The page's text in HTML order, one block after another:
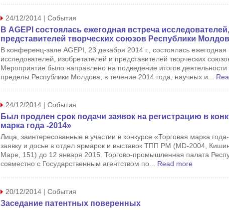
24/12/2014 | События
В AGEPI состоялась ежегодная встреча
представителей творческих союзов Республики
В конференц-зале AGEPI, 23 декабря 2014 г., состоялась ежегодная
исследователей, изобретателей и представителей творческих
Мероприятие было направлено на подведение итогов
пределы Республики Молдова, в течение 2014 года, научных и...
24/12/2014 | События
Был продлен срок подачи заявок на регистрацию в
марка года -2014»
Лица, заинтересованные в участии в конкурсе «Торговая марка
заявку и досье в отдел ярмарок и выставок ТПП РМ (MD-2004,
Маре, 151) до 12 января 2015. Торгово-промышленная палата
совместно с Государственным агентством по... Read more
20/12/2014 | События
Заседание патентных поверенных